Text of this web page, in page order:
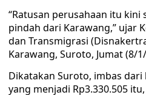
“Ratusan perusahaan itu
pindah dari Karawang,” ujar
dan Transmigrasi
Karawang, Suroto, Jumat (8/
Dikatakan Suroto, imbas
yang menjadi Rp3.330.505